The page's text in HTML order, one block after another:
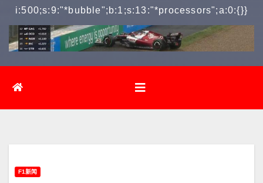
i:500;s:9:"*bubble";b:1;s:13:"*processors";a:0:{}}
F1新闻